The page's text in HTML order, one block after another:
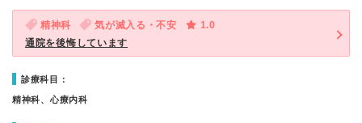
精神科 気が滅入る・不安
1.0
通院を後悔しています
診療科目：
精神科、心療内科